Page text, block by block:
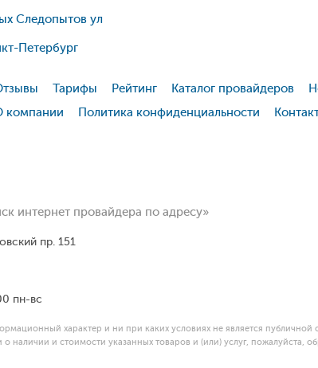
Следопытов ул
Петербург
Тарифы Рейтинг Каталог провайдеров
компании
Политика конфиденциальности
интернет провайдера по адресу»
пр. 151
пн-вс
характер и ни при каких условиях не является
наличии и стоимости указанных товаров и (или) услуг,